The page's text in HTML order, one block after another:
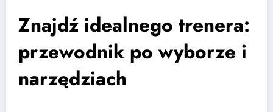
Znajdź idealnego trenera:
przewodnik po wyborze i
narzędziach